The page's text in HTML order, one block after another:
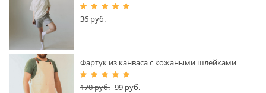
36 руб.
Фартук из канваса с кожаными шлейками
170руб. 99 руб.